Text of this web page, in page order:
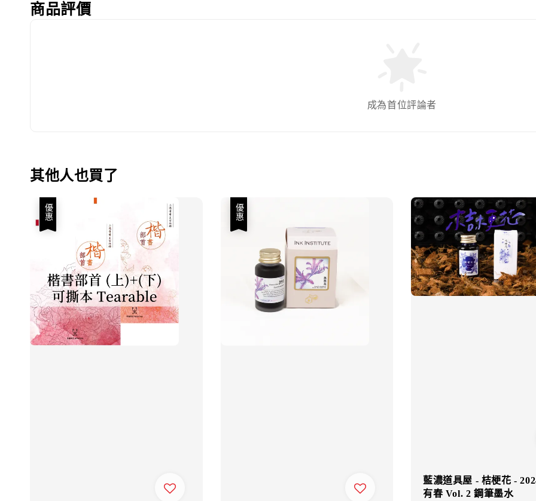
商品評價
成為首位評論者
其他人也買了
優惠 優惠
藍濃道具屋 - 桔梗花 -
有春 Vol. 2 鋼筆墨水